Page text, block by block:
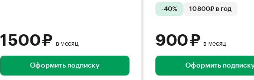
1 500 ₽ в месяц
Оформить подписку
-40% 10 800₽ в год
900 ₽ в месяц
Оформить